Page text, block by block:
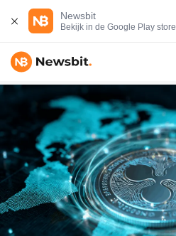
Newsbit
Bekijk in de Google Play store